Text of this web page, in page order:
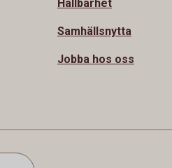
Hållbarhet
Samhällsnytta
Jobba hos oss